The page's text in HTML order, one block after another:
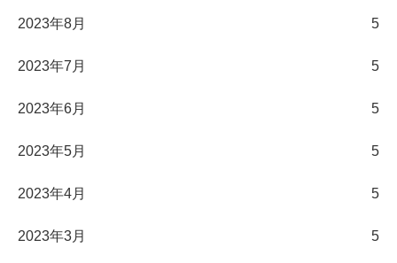
2023年8月 5
2023年7月 5
2023年6月 5
2023年5月 5
2023年4月 5
2023年3月 5